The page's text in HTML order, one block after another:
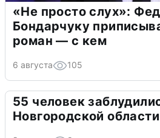
«Не просто слух»:
Бондарчуку
роман — с кем
6 августа 105
55 человек
Новгородской